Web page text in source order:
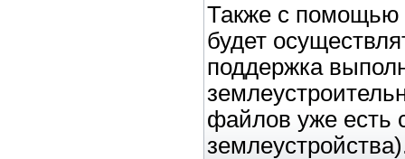
Также с помощью
будет
поддержка
файлов уже есть